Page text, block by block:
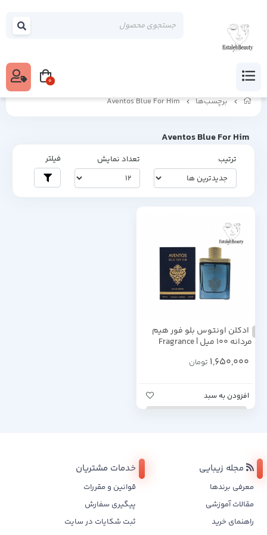
برچسب‌ها Aventos Blue For Him
Aventos Blue For Him
ترتیب تعداد نمایش فیلتر
ادکلن اونتوس بلو فور هیم
مردانه 100 میل | Fragrance
100ml
1,650,000 تومان
افزودن به سبد
مجله زیبایی
معرفی برندها
مقالات آموزشی
راهنمای خرید
خدمات مشتریان
قوانین و مقررات
پیگیری سفارش
ثبت شکایات در سایت
0